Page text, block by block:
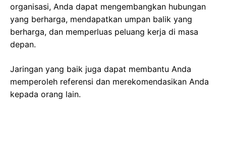
organisasi, Anda dapat mengembangkan hubungan
yang berharga, mendapatkan umpan balik yang
berharga, dan memperluas peluang kerja di masa
depan.
Jaringan yang baik juga dapat membantu Anda
memperoleh referensi dan merekomendasikan Anda
kepada orang lain.